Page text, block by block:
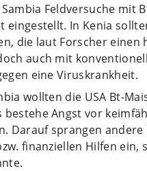
Feldversuche mit
eingestellt. In Kenia
die laut Forscher einen
auch mit
eine Viruskrankheit.
wollten die USA Bt-
Angst vor
Darauf sprangen
finanziellen Hilfen ein,